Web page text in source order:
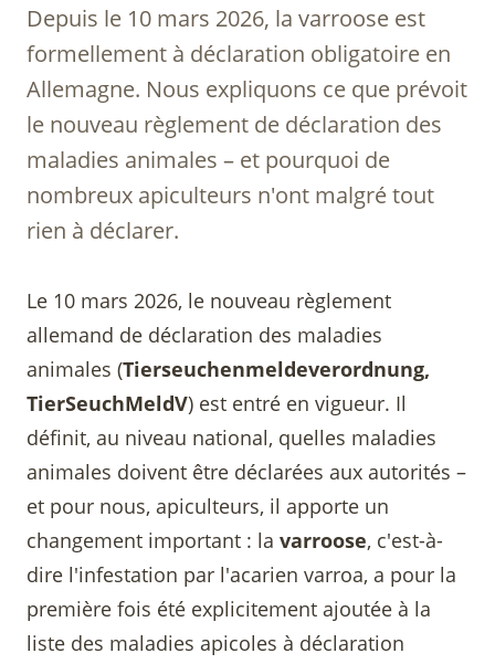
Depuis le 10 mars 2026, la varroose est
formellement à déclaration obligatoire en
Allemagne. Nous expliquons ce que prévoit
le nouveau règlement de déclaration des
maladies animales – et pourquoi de
nombreux apiculteurs n'ont malgré tout
rien à déclarer.
Le 10 mars 2026, le nouveau règlement
allemand de déclaration des maladies
animales (Tierseuchenmeldeverordnung,
TierSeuchMeldV) est entré en vigueur. Il
définit, au niveau national, quelles maladies
animales doivent être déclarées aux autorités –
et pour nous, apiculteurs, il apporte un
changement important : la varroose, c'est-à-
dire l'infestation par l'acarien varroa, a pour la
première fois été explicitement ajoutée à la
liste des maladies apicoles à déclaration